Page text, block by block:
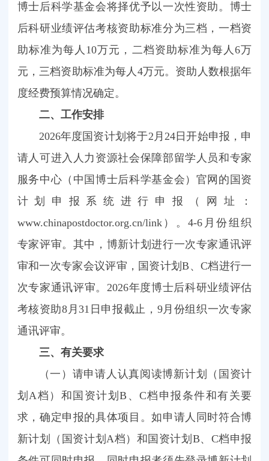
博士后科学基金会将择优予以一次性资助。博士
后科研业绩评估考核资助标准分为三档，一档资
助标准为每人10万元，二档资助标准为每人6万
元，三档资助标准为每人4万元。资助人数根据年
度经费预算情况确定。
二、工作安排
2026年度国资计划将于2月24日开始申报，申
请人可进入人力资源社会保障部留学人员和专家
服务中心（中国博士后科学基金会）官网的国资
计划申报系统进行申报（网址：
www.chinapostdoctor.org.cn/link）。4-6月份组织
专家评审。其中，博新计划进行一次专家通讯评
审和一次专家会议评审，国资计划B、C档进行一
次专家通讯评审。2026年度博士后科研业绩评估
考核资助8月31日申报截止，9月份组织一次专家
通讯评审。
三、有关要求
（一）请申请人认真阅读博新计划（国资计
划A档）和国资计划B、C档申报条件和有关要
求，确定申报的具体项目。如申请人同时符合博
新计划（国资计划A档）和国资计划B、C档申报